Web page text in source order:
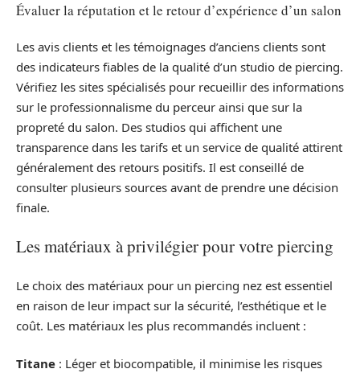
Évaluer la réputation et le retour d’expérience d’un salon
Les avis clients et les témoignages d’anciens clients sont
des indicateurs fiables de la qualité d’un studio de piercing.
Vérifiez les sites spécialisés pour recueillir des informations
sur le professionnalisme du perceur ainsi que sur la
propreté du salon. Des studios qui affichent une
transparence dans les tarifs et un service de qualité attirent
généralement des retours positifs. Il est conseillé de
consulter plusieurs sources avant de prendre une décision
finale.
Les matériaux à privilégier pour votre piercing
Le choix des matériaux pour un piercing nez est essentiel
en raison de leur impact sur la sécurité, l’esthétique et le
coût. Les matériaux les plus recommandés incluent :
Titane : Léger et biocompatible, il minimise les risques